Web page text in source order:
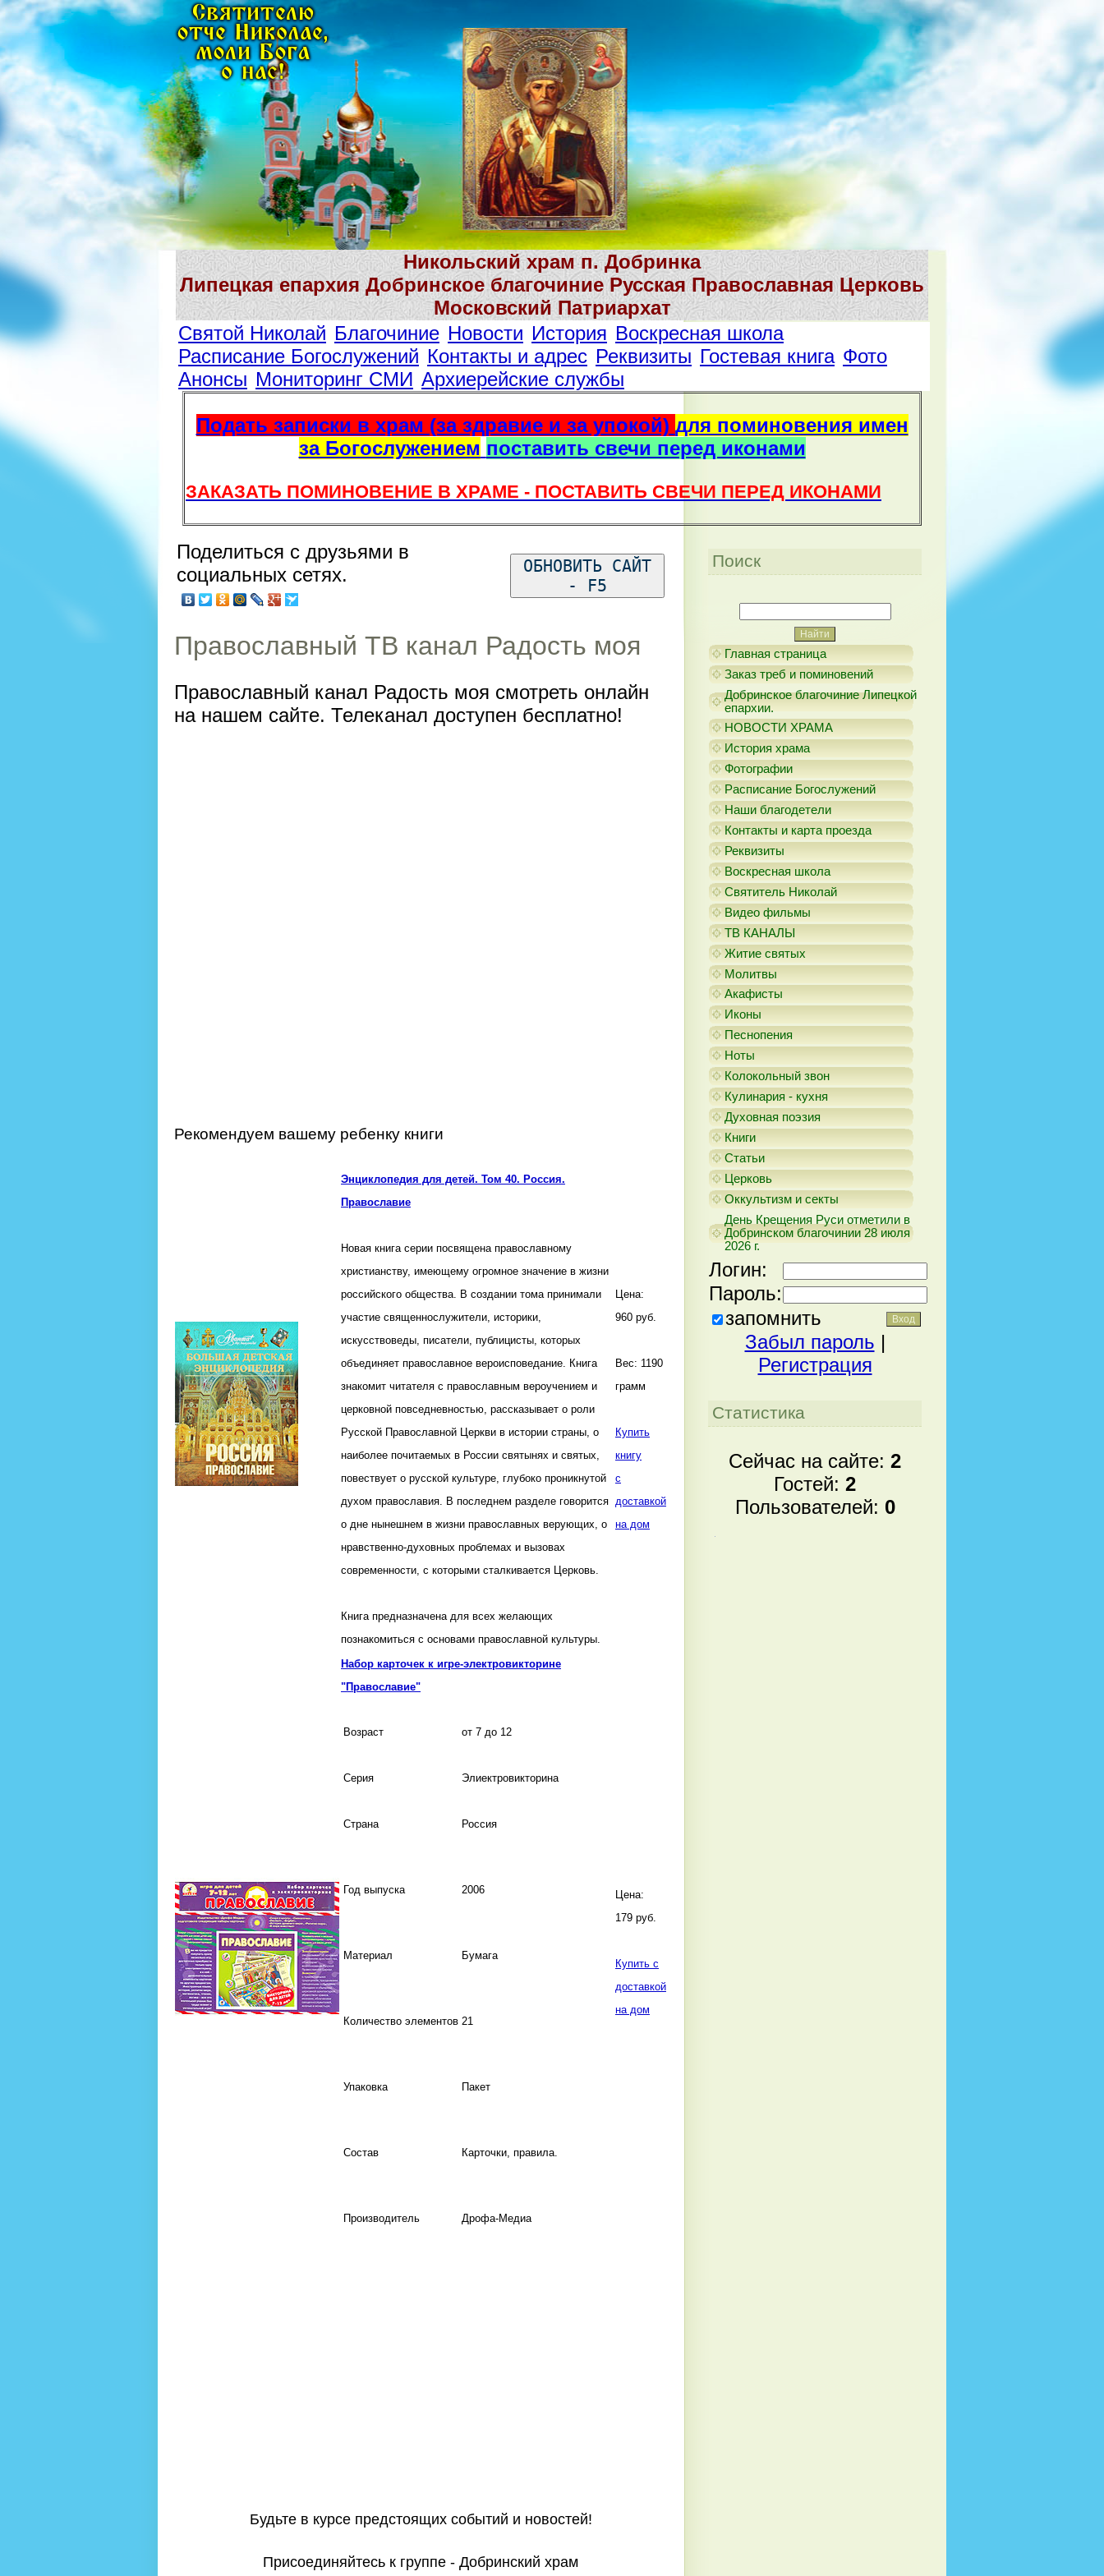
Никольский храм п. Добринка
Липецкая епархия Добринское благочиние Русская Православная Церковь
Московский Патриархат
Святой Николай Благочиние Новости История Воскресная школа
Расписание Богослужений Контакты и адрес Реквизиты Гостевая книга Фото
Анонсы Мониторинг СМИ Архиерейские службы
Подать записки в храм (за здравие и за упокой) для поминовения имен
за Богослужением поставить свечи перед иконами
ЗАКАЗАТЬ ПОМИНОВЕНИЕ В ХРАМЕ - ПОСТАВИТЬ СВЕЧИ ПЕРЕД ИКОНАМИ
Поделиться с друзьями в
социальных сетях.
ОБНОВИТЬ САЙТ
- F5
Православный ТВ канал Радость моя
Православный канал Радость моя смотреть онлайн
на нашем сайте. Телеканал доступен бесплатно!
Рекомендуем вашему ребенку книги
Энциклопедия для детей. Том 40. Россия.
Православие
Новая книга серии посвящена православному
христианству, имеющему огромное значение в жизни
российского общества. В создании тома принимали
участие священнослужители, историки,
искусствоведы, писатели, публицисты, которых
объединяет православное вероисповедание. Книга
знакомит читателя с православным вероучением и
церковной повседневностью, рассказывает о роли
Русской Православной Церкви в истории страны, о
наиболее почитаемых в России святынях и святых,
повествует о русской культуре, глубоко проникнутой
духом православия. В последнем разделе говорится
о дне нынешнем в жизни православных верующих, о
нравственно-духовных проблемах и вызовах
современности, с которыми сталкивается Церковь.
Книга предназначена для всех желающих
познакомиться с основами православной культуры.
Цена:
960 руб.
Вес: 1190
грамм
Купить
книгу
с
доставкой
на дом
Набор карточек к игре-электровикторине
"Православие"
Возраст от 7 до 12
Серия Элиектровикторина
Страна Россия
Год выпуска 2006
Материал Бумага
Количество элементов 21
Упаковка Пакет
Состав Карточки, правила.
Производитель Дрофа-Медиа
Цена:
179 руб.
Купить с
доставкой
на дом
Будьте в курсе предстоящих событий и новостей!
Присоединяйтесь к группе - Добринский храм
Поиск
Главная страница
Заказ треб и поминовений
Добринское благочиние Липецкой
епархии.
НОВОСТИ ХРАМА
История храма
Фотографии
Расписание Богослужений
Наши благодетели
Контакты и карта проезда
Реквизиты
Воскресная школа
Святитель Николай
Видео фильмы
ТВ КАНАЛЫ
Житие святых
Молитвы
Акафисты
Иконы
Песнопения
Ноты
Колокольный звон
Кулинария - кухня
Духовная поэзия
Книги
Статьи
Церковь
Оккультизм и секты
День Крещения Руси отметили в
Добринском благочинии 28 июля
2026 г.
Логин:
Пароль:
запомнить
Забыл пароль |
Регистрация
Статистика
Сейчас на сайте: 2
Гостей: 2
Пользователей: 0